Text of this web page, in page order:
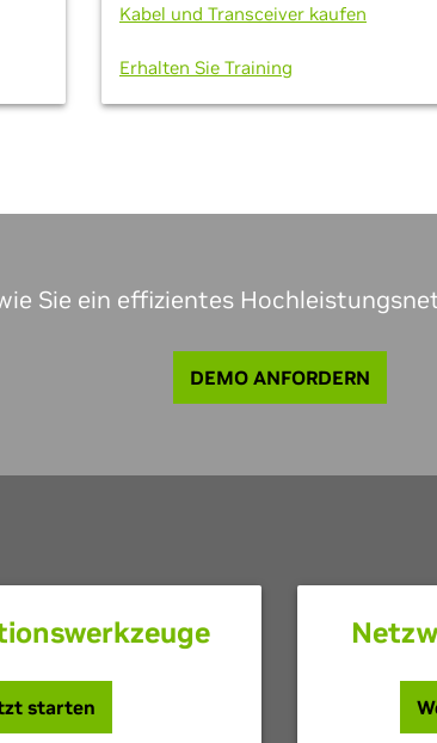
Kabel und Transceiver kaufen
Erhalten Sie Training
Sie ein effizientes
DEMO ANFORDERN
starten